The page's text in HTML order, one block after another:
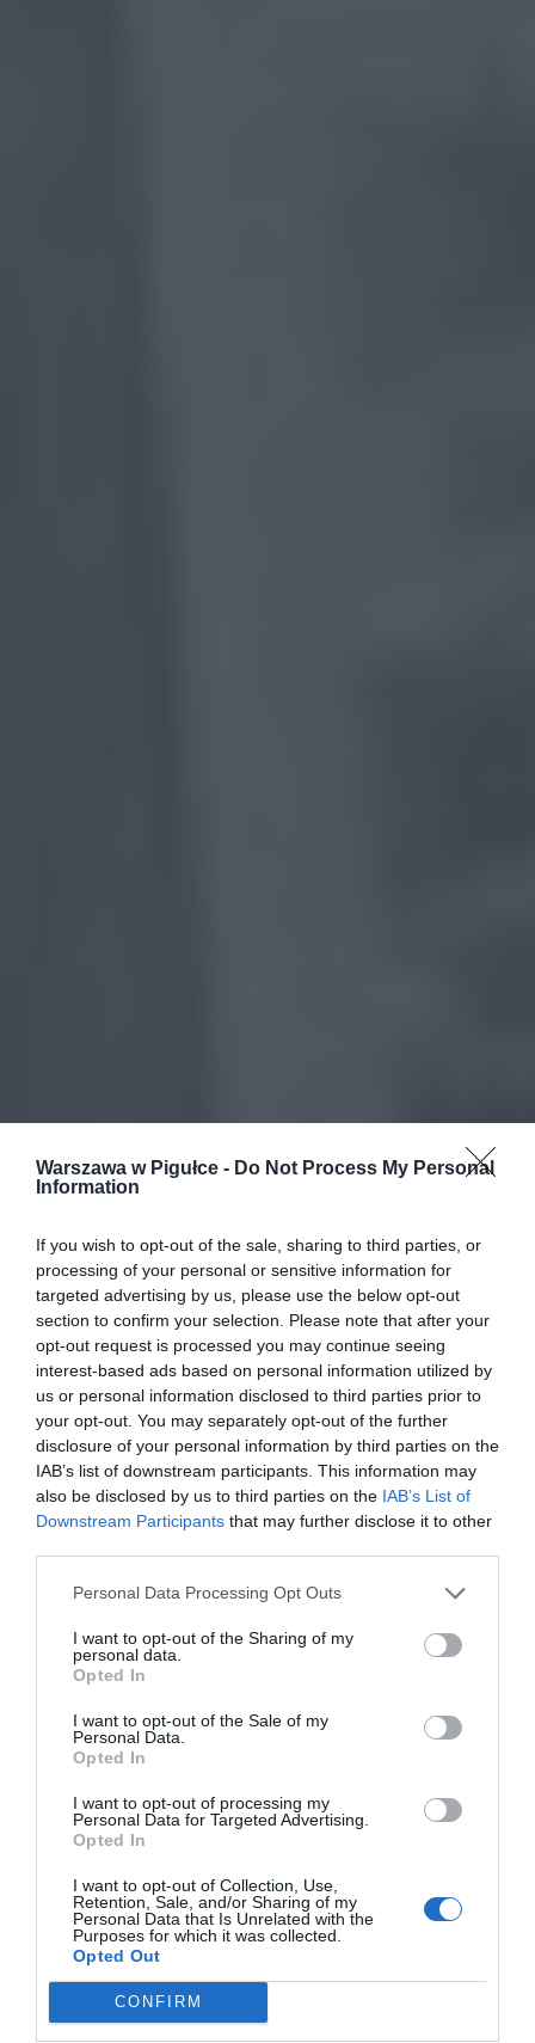
Warszawa w Pigułce - Do Not Process My Personal
Information
If you wish to opt-out of the sale, sharing to third parties, or
processing of your personal or sensitive information for
targeted advertising by us, please use the below opt-out
section to confirm your selection. Please note that after your
opt-out request is processed you may continue seeing
interest-based ads based on personal information utilized by
us or personal information disclosed to third parties prior to
your opt-out. You may separately opt-out of the further
disclosure of your personal information by third parties on the
IAB’s list of downstream participants. This information may
also be disclosed by us to third parties on the IAB’s List of
Downstream Participants that may further disclose it to other
Personal Data Processing Opt Outs
I want to opt-out of the Sharing of my
personal data.
Opted In
I want to opt-out of the Sale of my
Personal Data.
Opted In
I want to opt-out of processing my
Personal Data for Targeted Advertising.
Opted In
I want to opt-out of Collection, Use,
Retention, Sale, and/or Sharing of my
Personal Data that Is Unrelated with the
Purposes for which it was collected.
Opted Out
CONFIRM